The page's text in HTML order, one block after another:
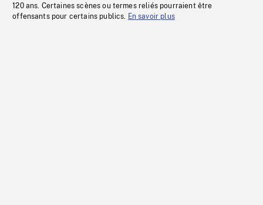
120 ans. Certaines scènes ou termes reliés pourraient être
offensants pour certains publics. En savoir plus